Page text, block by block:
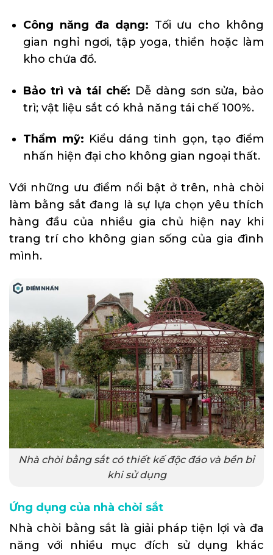
Công năng đa dạng: Tối ưu cho không
gian nghỉ ngơi, tập yoga, thiền hoặc làm
kho chứa đồ.
Bảo trì và tái chế: Dễ dàng sơn sửa, bảo
trì; vật liệu sắt có khả năng tái chế 100%.
Thẩm mỹ: Kiểu dáng tinh gọn, tạo điểm
nhấn hiện đại cho không gian ngoại thất.
Với những ưu điểm nổi bật ở trên, nhà chòi
làm bằng sắt đang là sự lựa chọn yêu thích
hàng đầu của nhiều gia chủ hiện nay khi
trang trí cho không gian sống của gia đình
mình.
Nhà chòi bằng sắt có thiết kế độc đáo và bền bỉ
khi sử dụng
Ứng dụng của nhà chòi sắt
Nhà chòi bằng sắt là giải pháp tiện lợi và đa
năng với nhiều mục đích sử dụng khác